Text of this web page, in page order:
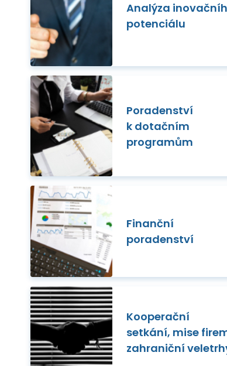
Analýza
potenciálu
Poradenství
k dotačním
programům
Finanční
poradenství
Kooperační
setkání, mise
zahraniční